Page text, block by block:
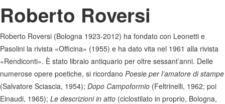
Roberto Roversi
Roberto Roversi (Bologna 1923-2012) ha fondato con Leonetti e
Pasolini la rivista «Officina» (1955) e ha dato vita nel 1961 alla rivista
«Rendiconti». È stato libraio antiquario per oltre sessant’anni. Delle
numerose opere poetiche, si ricordano Poesie per l’amatore di stampe
(Salvatore Sciascia, 1954); Dopo Campoformio (Feltrinelli, 1962; poi
Einaudi, 1965); Le descrizioni in atto (ciclostilato in proprio, Bologna,